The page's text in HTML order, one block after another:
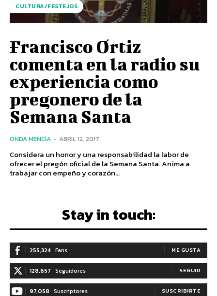
CULTURA/FESTEJOS
Francisco Ortiz
comenta en la radio su
experiencia como
pregonero de la
Semana Santa
ONDA MENCÍA - ABRIL 12, 2017
Considera un honor y una responsabilidad la labor de
ofrecer el pregón oficial de la Semana Santa. Anima a
trabajar con empeño y corazón...
Stay in touch:
255,324 Fans ME GUSTA
128,657 Seguidores SEGUIR
97,058 Suscriptores SUSCRIBIRTE